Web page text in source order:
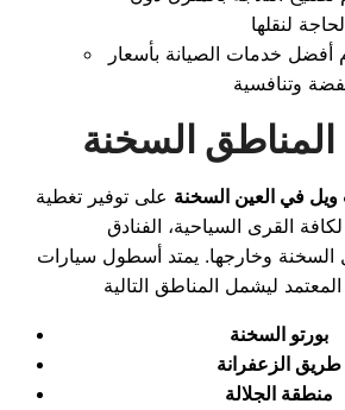
أفضل خدمات الصيانة بأسعار
المناطق السخنة
ويل في العين السخنة على توفير تغطية
السخنة وخارجها. يمتد أسطول سيارات
بورتو السخنة
طريق الزعفرانة
منطقة الجلالة